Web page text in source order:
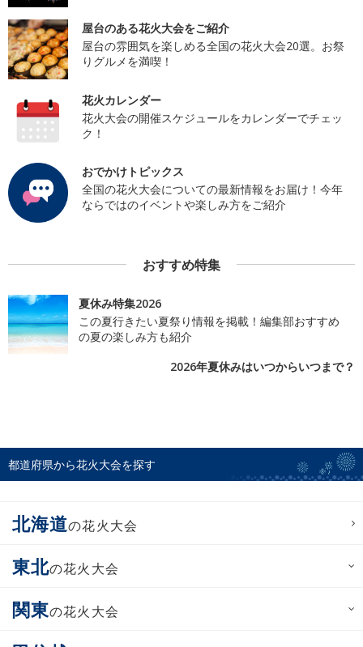
屋台のある花火大会をご紹介
屋台の雰囲気を楽しめる全国の花火大会20選。お祭
りグルメを満喫！
花火カレンダー
花火大会の開催スケジュールをカレンダーでチェッ
ク！
おでかけトピックス
全国の花火大会についての最新情報をお届け！今年
ならではのイベントや楽しみ方をご紹介
おすすめ特集
夏休み特集2026
この夏行きたい夏祭り情報を掲載！編集部おすすめ
の夏の楽しみ方も紹介
2026年夏休みはいつからいつまで？
都道府県から花火大会を探す
北海道の花火大会
東北の花火大会
関東の花火大会